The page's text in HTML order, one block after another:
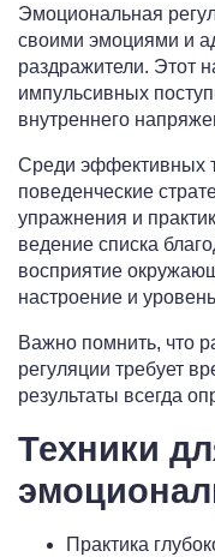
Эмоциональная
своими эмоциями и
раздражители. Этот
импульсивных
внутреннего
Среди эффективных
поведенческие
упражнения и
ведение списка
восприятие
настроение и
Важно помнить, что
регуляции требует
результаты всегда
Техники
Практика